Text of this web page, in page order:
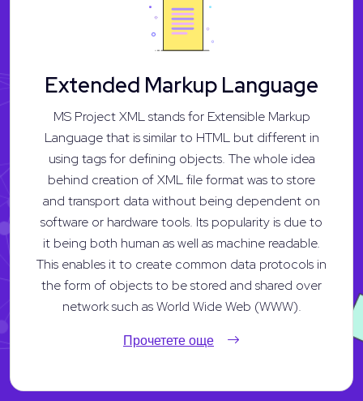
Extended Markup Language
MS Project XML stands for Extensible Markup
Language that is similar to HTML but different in
using tags for defining objects. The whole idea
behind creation of XML file format was to store
and transport data without being dependent on
software or hardware tools. Its popularity is due to
it being both human as well as machine readable.
This enables it to create common data protocols in
the form of objects to be stored and shared over
network such as World Wide Web (WWW).
Прочетете още